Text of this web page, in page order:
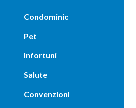
Condominio
Pet
Infortuni
Salute
Convenzioni